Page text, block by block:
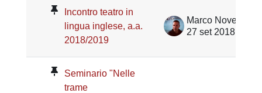
Incontro teatro in
lingua inglese, a.a.
2018/2019
Marco Noventa
27 set 2018
Seminario "Nelle
trame